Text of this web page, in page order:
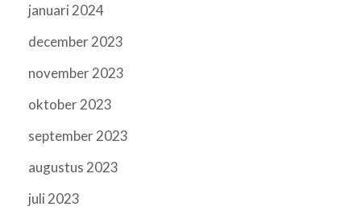
januari 2024
december 2023
november 2023
oktober 2023
september 2023
augustus 2023
juli 2023